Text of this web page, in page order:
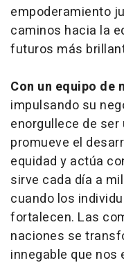
empoderamiento
caminos hacia la
futuros más
Con un equipo de
impulsando su
enorgullece de
promueve el
equidad y actúa
sirve cada día a
cuando los
fortalecen. Las
naciones se
innegable que nos